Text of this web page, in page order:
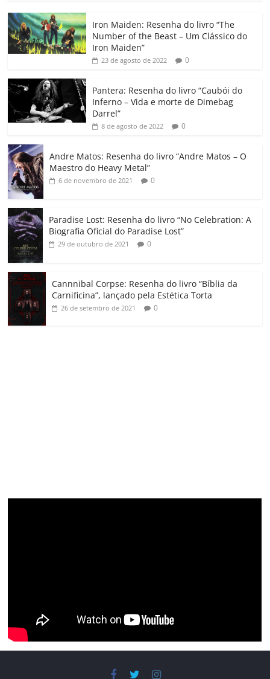
c
e
b
o
o
k
itt
er
at
s
A
p
e
dI
gl
e
Cl
a
ss
ro
o
p
y
Li
k
m
p
h
ar
Iron Maiden: Resenha do livro “The
Number of the Beast – Um Clássico do
Iron Maiden”
23 de agosto de 2022 0
Pantera: Resenha do livro “Caubói do
Inferno – Vida e morte de Dimebag
Darrel”
8 de agosto de 2022 0
Andre Matos: Resenha do livro “Andre Matos – O
Maestro do Heavy Metal”
6 de novembro de 2021 0
Paradise Lost: Resenha do livro “No Celebration: A
Biografia Oficial do Paradise Lost”
29 de outubro de 2021 0
Cannnibal Corpse: Resenha do livro “Bíblia da
Carnificina”, lançado pela Estética Torta
26 de setembro de 2021 0